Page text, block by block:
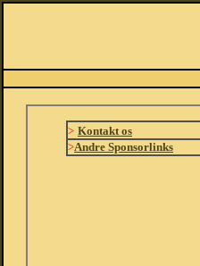
> Kontakt os
>Andre Sponsorlinks